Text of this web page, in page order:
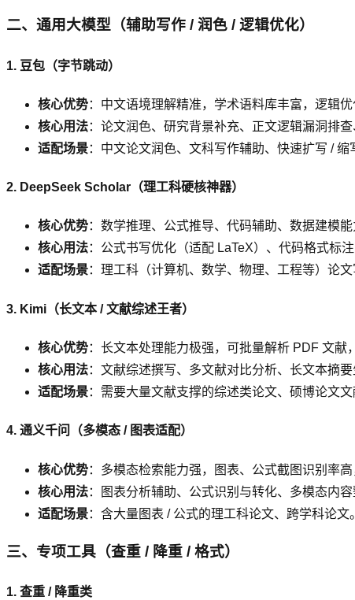
二、通用大模型（辅助写作 / 润色 / 逻辑优化）
1. 豆包（字节跳动）
核心优势：中文语境理解精准，学术语料库丰富，逻辑优
核心用法：论文润色、研究背景补充、正文逻辑漏洞排
适配场景：中文论文润色、文科写作辅助、快速扩写 / 缩
2. DeepSeek Scholar（理工科硬核神器）
核心优势：数学推理、公式推导、代码辅助、数据建模
核心用法：公式书写优化（适配 LaTeX）、代码格式标
适配场景：理工科（计算机、数学、物理、工程等）论文
3. Kimi（长文本 / 文献综述王者）
核心优势：长文本处理能力极强，可批量解析 PDF 文献
核心用法：文献综述撰写、多文献对比分析、长文本摘要
适配场景：需要大量文献支撑的综述类论文、硕博论文文
4. 通义千问（多模态 / 图表适配）
核心优势：多模态检索能力强，图表、公式截图识别率高
核心用法：图表分析辅助、公式识别与转化、多模态内容
适配场景：含大量图表 / 公式的理工科论文、跨学科论文。
三、专项工具（查重 / 降重 / 格式）
1. 查重 / 降重类